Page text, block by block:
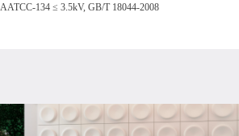
AATCC-134 ≤ 3.5kV, GB/T 18044-2008